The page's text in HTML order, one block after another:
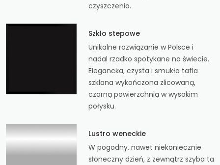
czyszczenia.
Szkło stepowe
Unikalne rozwiązanie w Polsce i
nadal rzadko spotykane na świecie.
Elegancka, czysta i smukła tafla
szklana wykończona zlicowaną,
czarną powierzchnią w wysokim
połysku.
Lustro weneckie
W pogodny, nawet niekoniecznie
słoneczny dzień, z zewnątrz szyba ta